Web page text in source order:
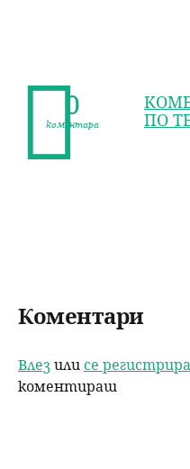
0
коментара
ПО
Коментари
Влезили се
коментираш